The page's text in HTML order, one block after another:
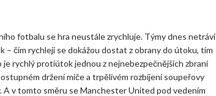
fotbalu se hra neustále zrychluje. Týmy dnes netráví
– čím rychleji se dokážou dostat z obrany do útoku, tím
rychlý protiútok jednou z nejnebezpečnějších zbraní
držení míče a trpělivém rozbíjení soupeřovy
A v tomto směru se Manchester United pod vedením